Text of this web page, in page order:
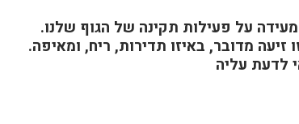
על פעילות תקינה של הגוף שלנו.
מדובר, באיזו תדירות, ריח, ומאיפה.
לדעת עליה